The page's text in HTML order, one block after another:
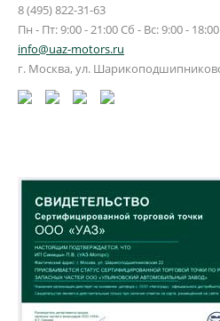
8 (495) 822-31-63
Пн - Пт: 9:00 - 21:00 Сб - Вс: 9:00 - 18:00
info@uaz-motors.ru
г. Москва, ул.